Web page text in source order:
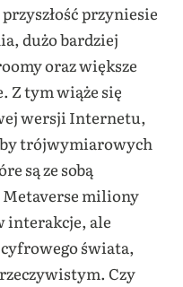
przyniesie
dużo bardziej
oraz większe
Z tym wiąże się
wersji Internetu,
trójwymiarowych
są ze sobą
Metaverse miliony
interakcje, ale
świata,
Czy